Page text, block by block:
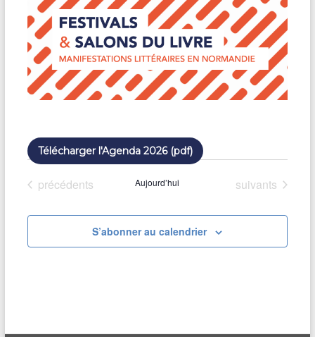
.
Télécharger l'Agenda 2026 (pdf)
Évènements
précédents Aujourd’hui Évènements
suivants
S’abonner au calendrier